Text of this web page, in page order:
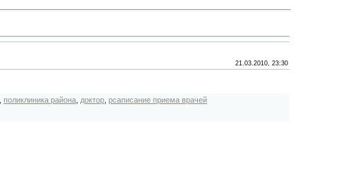
21.03.2010, 23:30
,поликлиника района доктор ,рсаписание приема врачей